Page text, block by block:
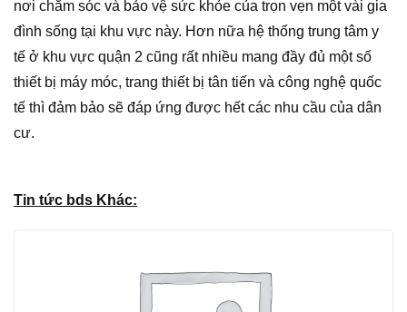
nơi chăm sóc và bảo vệ sức khỏe của trọn vẹn một vài gia
đình sống tại khu vực này. Hơn nữa hệ thống trung tâm y
tế ở khu vực quận 2 cũng rất nhiều mang đầy đủ một số
thiết bị máy móc, trang thiết bị tân tiến và công nghệ quốc
tế thì đảm bảo sẽ đáp ứng được hết các nhu cầu của dân
cư.
Tin tức bds Khác: